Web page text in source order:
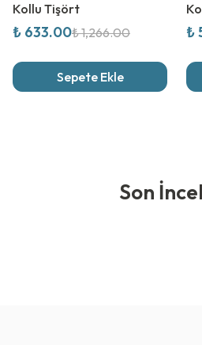
Kollu Tişört
₺ 633.00₺ 1,266.00
Sepete Ekle
₺
Son